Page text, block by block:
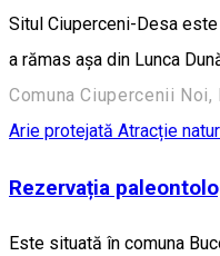
Situl Ciuperceni-Desa
a rămas așa din Lunca
Comuna Ciupercenii Noi,
Arie protejată Atracție
Rezervația
Este situată în comuna